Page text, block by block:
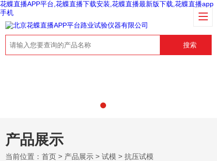
花蝶直播APP平台,花蝶直播下载安装,花蝶直播最新版下载,花蝶直播app
手机
搜索
产品展示
当前位置：首页 > 产品展示 >试模 >抗压试模